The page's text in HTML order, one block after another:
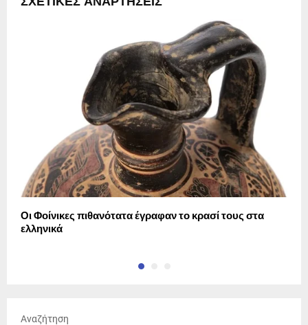
Οι Φοίνικες πιθανότατα έγραφαν το κρασί τους στα
ελληνικά
Αναζήτηση